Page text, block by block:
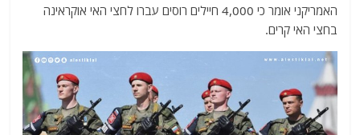
האמריקני אומר כי 4,000 חיילים רוסים עברו לחצי האי אוקראינה
בחצי האי קרים.